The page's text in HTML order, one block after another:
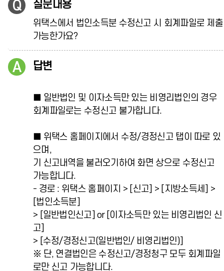
질문내용
위택스에서 법인소득분 수정신고 시 회계파일로 제출
가능한가요?
답변
■ 일반법인 및 이자소득만 있는 비영리법인의 경우
회계파일로는 수정신고 불가합니다.
■ 위택스 홈페이지에서 수정/경정신고 탭이 따로 있
으며,
기 신고내역을 불러오기하여 화면 상으로 수정신고
가능합니다.
- 경로 : 위택스 홈페이지 > [신고] > [지방소득세] >
[법인소득분]
> [일반법인신고] or [이자소득만 있는 비영리법인 신
고]
> [수정/경정신고(일반법인/ 비영리법인)]
※ 단, 연결법인은 수정신고/경정청구 모두 회계파일
로만 신고 가능합니다.